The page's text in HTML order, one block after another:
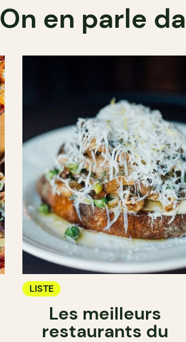
On en parle
LISTE
Les meilleurs
restaurants du